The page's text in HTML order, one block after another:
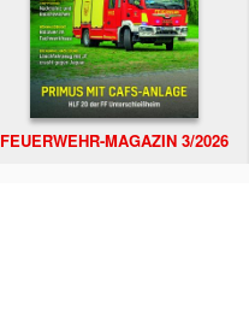
FEUERWEHR-MAGAZIN 3/2026